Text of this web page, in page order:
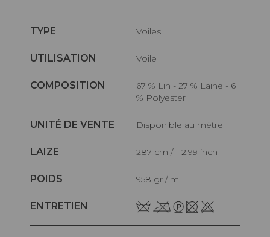
TYPE Voiles
UTILISATION Voile
COMPOSITION
67 % Lin - 27 % Laine - 6
% Polyester
UNITÉ DE VENTE Disponible au mètre
LAIZE 287 cm / 112,99 inch
POIDS 958 gr / ml
ENTRETIEN